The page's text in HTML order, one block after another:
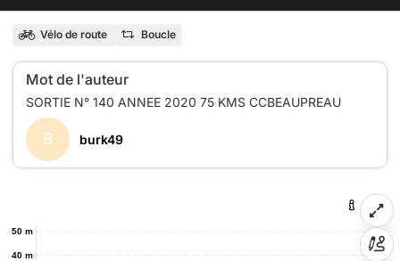
Vélo de route Boucle
Mot de l'auteur
B burk49
40 m
50 m